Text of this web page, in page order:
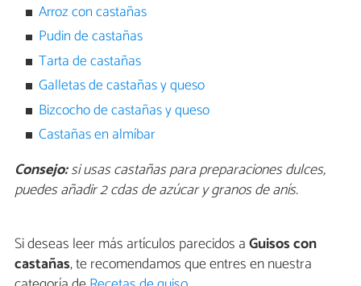
Arroz con castañas
Pudin de castañas
Tarta de castañas
Galletas de castañas y queso
Bizcocho de castañas y queso
Castañas en almíbar
Consejo:si usas castañas para preparaciones dulces,
puedes añadir 2 cdas de azúcar y granos de anís.
Si deseas leer más artículos parecidos aGuisos con
castañas, te recomendamos que entres en nuestra